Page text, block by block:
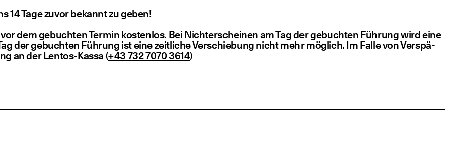
Tage zuvor bekannt zu geben!
dem gebuch­ten Ter­min kos­ten­los. Bei Nicht­er­schei­nen am Tag der gebuch­ten Füh­rung wird eine
der gebuch­ten Füh­rung ist eine zeit­li­che Ver­schie­bung nicht mehr mög­lich. Im Fal­le von Ver­spä­
an der Lentos-Kas­sa (+43 732 7070 3614)